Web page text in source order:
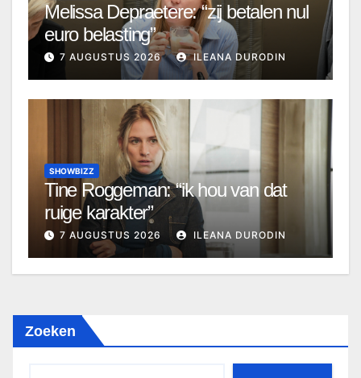
Melissa Depraetere: “zij betalen nul
euro belasting”
7 AUGUSTUS 2026 ILEANA DURODIN
SHOWBIZZ
Tine Roggeman: “ik hou van dat
ruige karakter”
7 AUGUSTUS 2026 ILEANA DURODIN
Zoeken